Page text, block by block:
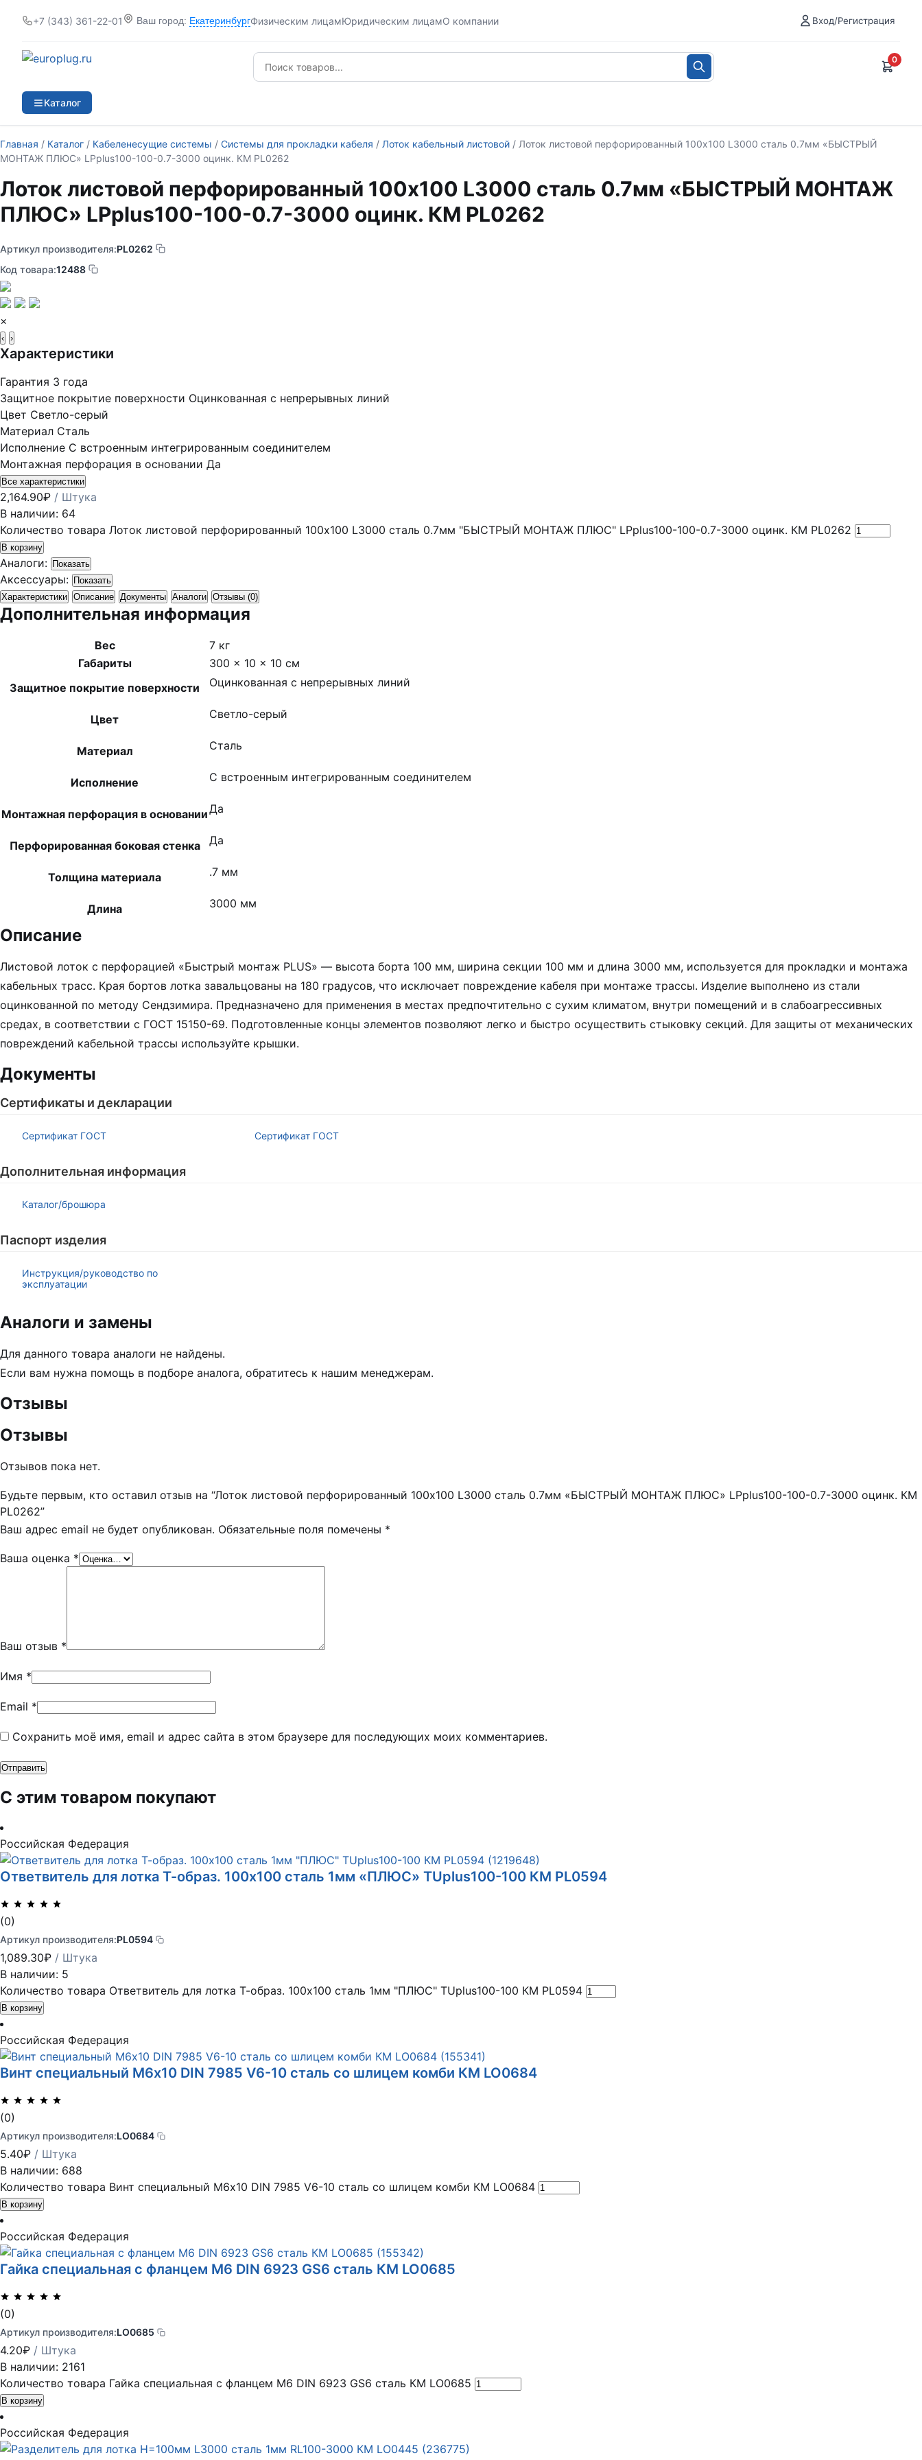
+7 (343) 361-22-01 Ваш город: ЕкатеринбургФизическим лицамЮридическим лицамО компании Вход/Регистрация
0
Каталог
Главная / Каталог / Кабеленесущие системы / Системы для прокладки кабеля / Лоток кабельный листовой / Лоток листовой перфорированный 100х100 L3000 сталь 0.7мм «БЫСТРЫЙ
МОНТАЖ ПЛЮС» LPplus100-100-0.7-3000 оцинк. КМ PL0262
Лоток листовой перфорированный 100х100 L3000 сталь 0.7мм «БЫСТРЫЙ МОНТАЖ
ПЛЮС» LPplus100-100-0.7-3000 оцинк. КМ PL0262
Артикул производителя:PL0262
Код товара:12488
×
‹ ›
Характеристики
Гарантия 3 года
Защитное покрытие поверхности Оцинкованная с непрерывных линий
Цвет Светло-серый
Материал Сталь
Исполнение С встроенным интегрированным соединителем
Монтажная перфорация в основании Да
Все характеристики
2,164.90₽ / Штука
В наличии: 64
Количество товара Лоток листовой перфорированный 100х100 L3000 сталь 0.7мм "БЫСТРЫЙ МОНТАЖ ПЛЮС" LPplus100-100-0.7-3000 оцинк. КМ PL0262
В корзину
Аналоги: Показать
Аксессуары: Показать
Характеристики Описание Документы Аналоги Отзывы (0)
Дополнительная информация
Вес
7 кг
Габариты
300 × 10 × 10 см
Защитное покрытие поверхности
Оцинкованная с непрерывных линий
Цвет Светло-серый
Материал Сталь
Исполнение С встроенным интегрированным соединителем
Монтажная перфорация в основанииДа
Перфорированная боковая стенка Да
Толщина материала .7 мм
Длина 3000 мм
Описание
Листовой лоток с перфорацией «Быстрый монтаж PLUS» — высота борта 100 мм, ширина секции 100 мм и длина 3000 мм, используется для прокладки и монтажа
кабельных трасс. Края бортов лотка завальцованы на 180 градусов, что исключает повреждение кабеля при монтаже трассы. Изделие выполнено из стали
оцинкованной по методу Сендзимира. Предназначено для применения в местах предпочтительно с сухим климатом, внутри помещений и в слабоагрессивных
средах, в соответствии с ГОСТ 15150-69. Подготовленные концы элементов позволяют легко и быстро осуществить стыковку секций. Для защиты от механических
повреждений кабельной трассы используйте крышки.
Документы
Сертификаты и декларации
Сертификат ГОСТ Сертификат ГОСТ
Дополнительная информация
Каталог/брошюра
Паспорт изделия
Инструкция/руководство по
эксплуатации
Аналоги и замены
Для данного товара аналоги не найдены.
Если вам нужна помощь в подборе аналога, обратитесь к нашим менеджерам.
Отзывы
Отзывы
Отзывов пока нет.
Будьте первым, кто оставил отзыв на “Лоток листовой перфорированный 100х100 L3000 сталь 0.7мм «БЫСТРЫЙ МОНТАЖ ПЛЮС» LPplus100-100-0.7-3000 оцинк. КМ
PL0262”
Ваш адрес email не будет опубликован. Обязательные поля помечены *
Ваша оценка *
Ваш отзыв *
Имя *
Email *
Сохранить моё имя, email и адрес сайта в этом браузере для последующих моих комментариев.
С этим товаром покупают
Российская Федерация
Ответвитель для лотка Т-образ. 100х100 сталь 1мм «ПЛЮС» TUplus100-100 КМ PL0594
(0)
Артикул производителя:PL0594
1,089.30₽ / Штука
В наличии: 5
Количество товара Ответвитель для лотка Т-образ. 100х100 сталь 1мм "ПЛЮС" TUplus100-100 КМ PL0594
В корзину
Российская Федерация
Винт специальный М6х10 DIN 7985 V6-10 сталь со шлицем комби КМ LO0684
(0)
Артикул производителя:LO0684
5.40₽ / Штука
В наличии: 688
Количество товара Винт специальный М6х10 DIN 7985 V6-10 сталь со шлицем комби КМ LO0684
В корзину
Российская Федерация
Гайка специальная с фланцем М6 DIN 6923 GS6 сталь КМ LO0685
(0)
Артикул производителя:LO0685
4.20₽ / Штука
В наличии: 2161
Количество товара Гайка специальная с фланцем М6 DIN 6923 GS6 сталь КМ LO0685
В корзину
Российская Федерация